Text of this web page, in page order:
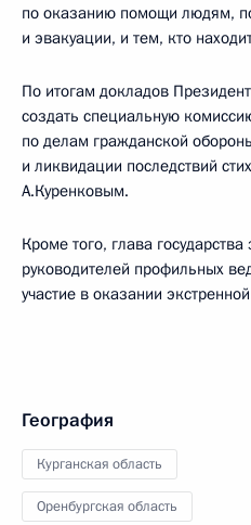
по оказанию помощи людям,
и эвакуации, и тем, кто
По итогам докладов
создать специальную
по делам гражданской
и ликвидации последствий
А.Куренковым.
Кроме того, глава
руководителей профильных
участие в оказании
География
Курганская область
Оренбургская область